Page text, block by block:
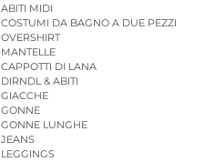
ABITI MIDI
COSTUMI DA BAGNO A DUE PEZZI
OVERSHIRT
MANTELLE
CAPPOTTI DI LANA
DIRNDL & ABITI
GIACCHE
GONNE
GONNE LUNGHE
JEANS
LEGGINGS